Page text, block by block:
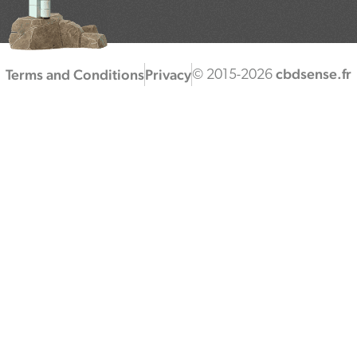
Terms and Conditions Privacy © 2015-2026 cbdsense.fr